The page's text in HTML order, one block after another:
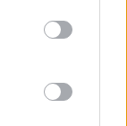
delimitano il